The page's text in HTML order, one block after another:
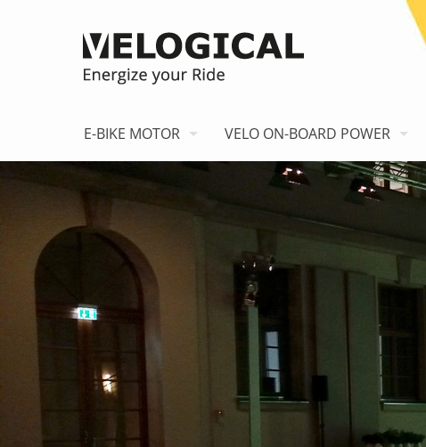
E-BIKE MOTOR VELO ON-BOARD POWER